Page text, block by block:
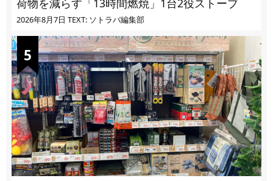
荷物を減らす「13時間燃焼」1台2役ストーブ
2026年8月7日 TEXT: ソトラバ編集部